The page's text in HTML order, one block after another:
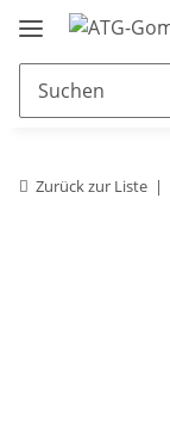
Zurück zur Liste